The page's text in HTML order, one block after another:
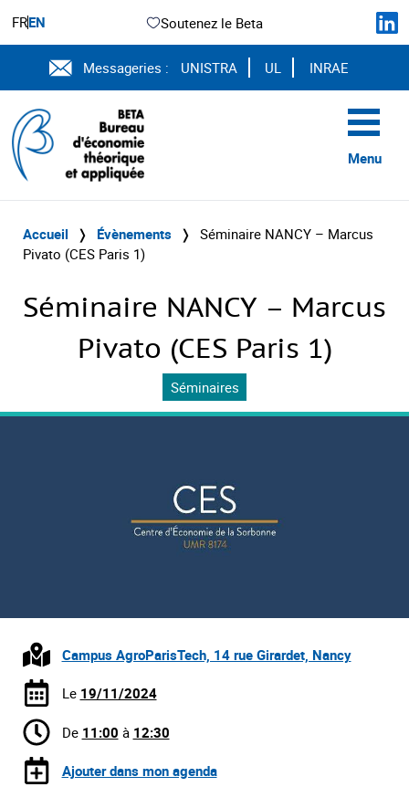
FREN Soutenez le Beta
Messageries : UNISTRA UL INRAE
Menu
Accueil ❭ Évènements ❭ Séminaire NANCY – Marcus
Pivato (CES Paris 1)
Séminaire NANCY – Marcus
Pivato (CES Paris 1)
Séminaires
Campus AgroParisTech, 14 rue Girardet, Nancy
Le 19/11/2024
De 11:00 à 12:30
Ajouter dans mon agenda